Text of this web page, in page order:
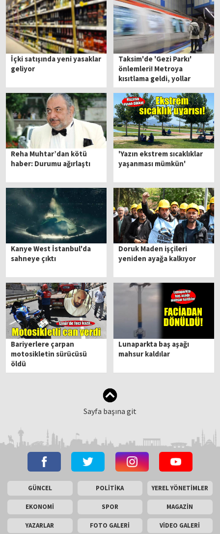
İçki satışında yeni yasaklar
geliyor
Taksim'de 'Gezi Parkı'
önlemleri! Metroya
kısıtlama geldi, yollar
trafiğe kapatıldı…
Reha Muhtar’dan kötü
haber: Durumu ağırlaştı
'Yazın ekstrem sıcaklıklar
yaşanması mümkün'
Kanye West İstanbul'da
sahneye çıktı
Doruk Maden işçileri
yeniden ayağa kalkıyor
Bariyerlere çarpan
motosikletin sürücüsü
öldü
Lunaparkta baş aşağı
mahsur kaldılar
Sayfa başına git
GÜNCEL POLİTİKA YEREL YÖNETİMLER
EKONOMİ SPOR MAGAZİN
YAZARLAR FOTO GALERİ VİDEO GALERİ